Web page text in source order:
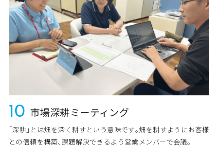
10 市場深耕ミーティング
｢深耕｣とは畑を深く耕すという意味です｡畑を耕すようにお客様
との信頼を構築､課題解決できるよう営業メンバーで会議。